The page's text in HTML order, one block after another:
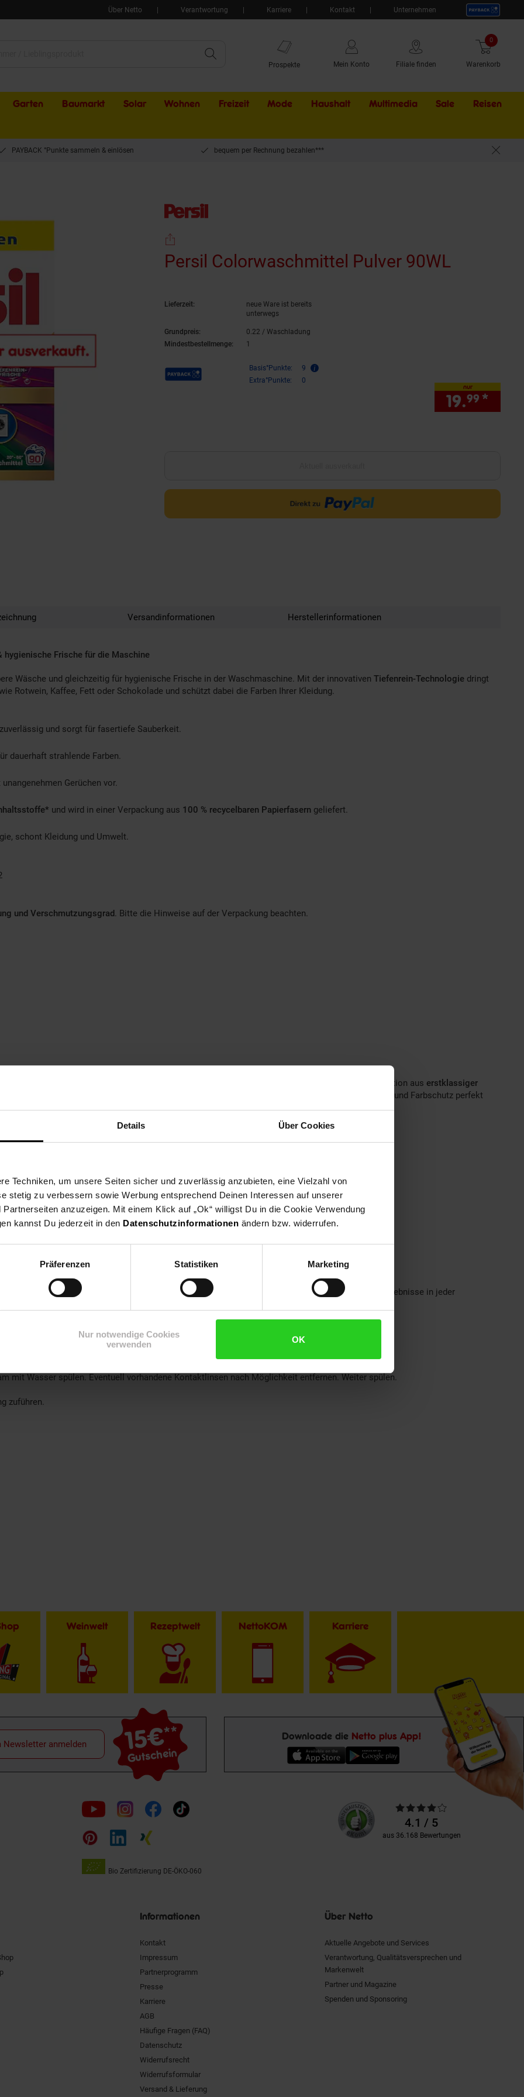
Details Über Cookies
Techniken, um unsere Seiten sicher und zuverlässig anzubieten, eine Vielzahl von
stetig zu verbessern sowie Werbung entsprechend Deinen Interessen auf unserer
anzuzeigen. Mit einem Klick auf „Ok“ willigst Du in die Cookie Verwendung
kannst Du jederzeit in den Datenschutzinformationen ändern bzw. widerrufen.
Präferenzen Statistiken Marketing
Nur notwendige Cookies
verwenden
OK
Über Netto Verantwortung Karriere Kontakt Unternehmen
Prospekte Mein Konto Filiale finden Warenkorb
0 Artikel
Garten Baumarkt Solar Wohnen Freizeit Mode Haushalt Multimedia Sale Externer
Reisen
PAYBACK °Punkte sammeln & einlösen bequem per Rechnung bezahlen***
Persil Colorwaschmittel Pulver 90WL(Produkt
Lieferzeit:
neue Ware ist bereits
unterwegs
Grundpreis: 0. 22 / Waschladung
Mindestbestellmenge:
1
Payback Punkte Basis°Punkte:
9
Extra°Punkte:
0
nur
19.99 *
Versandinformationen Herstellerinformationen
Frische für die Maschine
Wäsche und gleichzeitig für hygienische Frische in der Waschmaschine. Mit der innovativen Tiefenrein-Technologie dringt
Rotwein, Kaffee, Fett oder Schokolade und schützt dabei die Farben Ihrer Kleidung.
und sorgt für fasertiefe Sauberkeit.
dauerhaft strahlende Farben.
Gerüchen vor.
und wird in einer Verpackung aus 100 % recycelbaren Papierfasern geliefert.
schont Kleidung und Umwelt.
und Verschmutzungsgrad . Bitte die Hinweise auf der Verpackung beachten.
immer wieder Maßstäbe. Millionen Haushalte vertrauen auf die Kombination aus erstklassiger
profitieren Sie von modernster Technologie, die Sauberkeit, Frische und Farbschutz perfekt
Verpackung
reine Wäsche, langanhaltende Farbfrische und hygienische Maschinenpflege – für beste Ergebnisse in jeder
bereithalten.
mit Wasser spülen. Eventuell vorhandene Kontaktlinsen nach Möglichkeit entfernen. Weiter spülen.
zuführen.
Weinwelt Rezeptwelt NettoKOM Karriere
15€**
Gutschein
Newsletter anmelden
Downloade die Netto plus App!
Folge
uns
auf
Bio Zertifizierung DE-ÖKO-060
Unsere
Kundenbewertungen
Durchschnittliche
Bewertungen4.1 / 5
aus 36.168 Bewertungen
Informationen
Kontakt
Impressum
Partnerprogramm
Presse
Karriere
AGB
Häufige Fragen (FAQ)
Datenschutz
Widerrufsrecht
Widerrufsformular
Versand & Lieferung
Über Netto
Aktuelle Angebote und Services
Verantwortung, Qualitätsversprechen und
Markenwelt
Partner und Magazine
Spenden und Sponsoring